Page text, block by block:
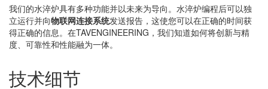
我们的水淬炉具有多种功能并以未来为导向。水淬炉编程后可以独
立运行并向物联网连接系统发送报告，这使您可以在正确的时间获
得正确的信息。在TAVENGINEERING，我们知道如何将创新与精
度、可靠性和性能融为一体。
技术细节